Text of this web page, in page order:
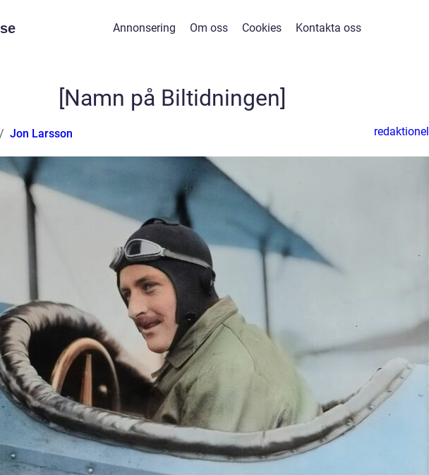
se Annonsering Om oss Cookies Kontakta oss
[Namn på Biltidningen]
Jon Larsson redaktionel